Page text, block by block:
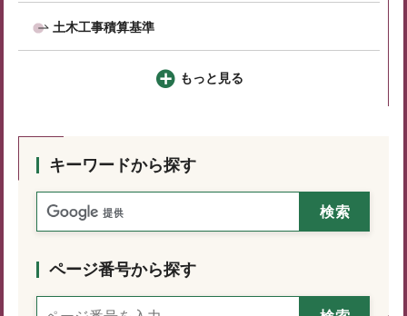
土木工事積算基準
もっと見る
キーワードから探す
ページ番号から探す